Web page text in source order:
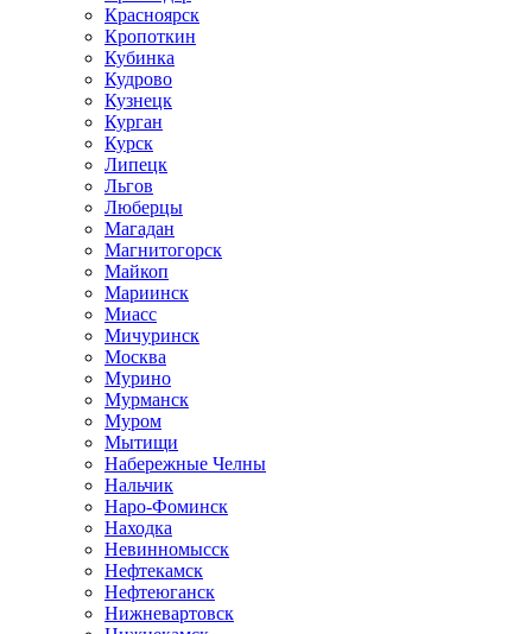
Красноярск
Кропоткин
Кубинка
Кудрово
Кузнецк
Курган
Курск
Липецк
Льгов
Люберцы
Магадан
Магнитогорск
Майкоп
Мариинск
Миасс
Мичуринск
Москва
Мурино
Мурманск
Муром
Мытищи
Набережные Челны
Нальчик
Наро-Фоминск
Находка
Невинномысск
Нефтекамск
Нефтеюганск
Нижневартовск